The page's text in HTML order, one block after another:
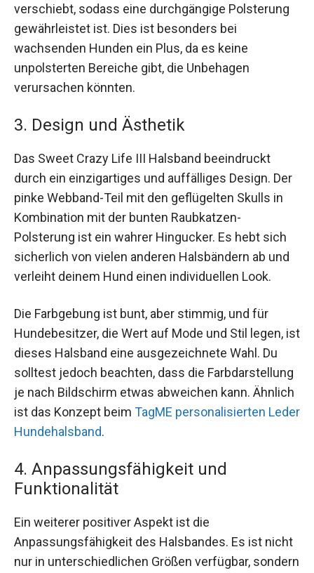
verschiebt, sodass eine durchgängige Polsterung
gewährleistet ist. Dies ist besonders bei
wachsenden Hunden ein Plus, da es keine
unpolsterten Bereiche gibt, die Unbehagen
verursachen könnten.
3. Design und Ästhetik
Das Sweet Crazy Life III Halsband beeindruckt
durch ein einzigartiges und auffälliges Design. Der
pinke Webband-Teil mit den geflügelten Skulls in
Kombination mit der bunten Raubkatzen-
Polsterung ist ein wahrer Hingucker. Es hebt sich
sicherlich von vielen anderen Halsbändern ab und
verleiht deinem Hund einen individuellen Look.
Die Farbgebung ist bunt, aber stimmig, und für
Hundebesitzer, die Wert auf Mode und Stil legen, ist
dieses Halsband eine ausgezeichnete Wahl. Du
solltest jedoch beachten, dass die Farbdarstellung
je nach Bildschirm etwas abweichen kann. Ähnlich
ist das Konzept beim TagME personalisierten Leder
Hundehalsband.
4. Anpassungsfähigkeit und
Funktionalität
Ein weiterer positiver Aspekt ist die
Anpassungsfähigkeit des Halsbandes. Es ist nicht
nur in unterschiedlichen Größen verfügbar, sondern